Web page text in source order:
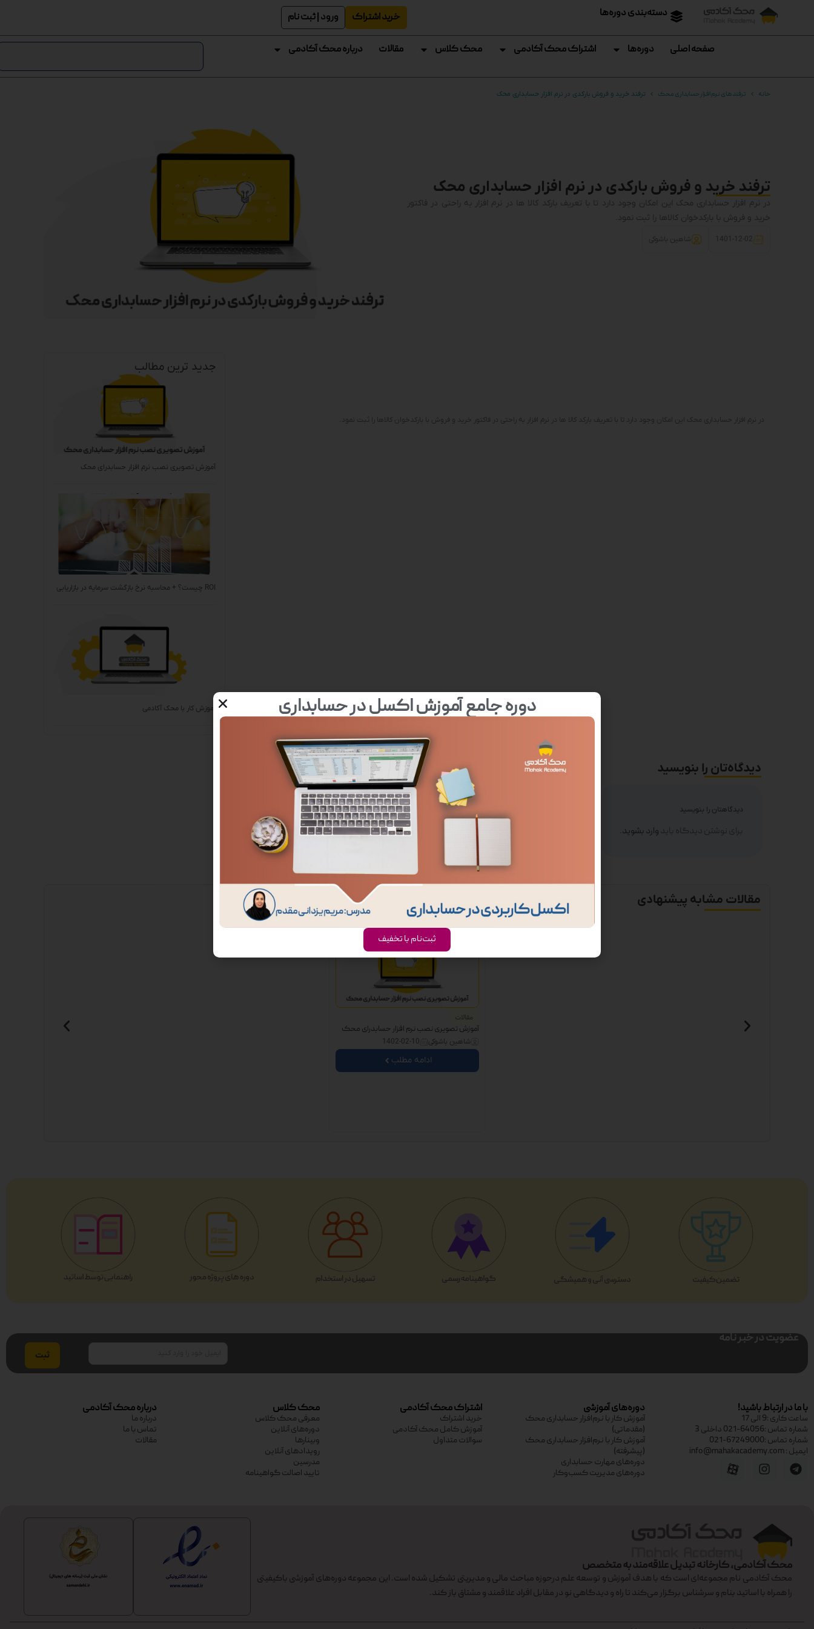
دسته‌بندی دوره‌ها خرید اشتراک ورود | ثبت نام
صفحه اصلی دوره‌ها اشتراک محک آکادمی محک کلاس مقالات درباره محک آکادمی
خانه ترفند های نرم افزار حسابداری محک ترفند خرید و فروش بارکدی در نرم افزار حسابداری محک
ترفند خرید و فروش بارکدی در نرم افزار حسابداری محک
در نرم افزار حسابداری محک این امکان وجود دارد تا با تعریف بارکد کالا ها در نرم افزار به راحتی در فاکتور
خرید و فروش با بارکدخوان کالاها را ثبت نمود.
1401-12-02 شاهین باشوکی
در نرم افزار حسابداری محک این امکان وجود دارد تا با تعریف بارکد کالا ها در نرم افزار به راحتی در فاکتور خرید و فروش با بارکدخوان کالاها را ثبت نمود.
جدید ترین مطالب
آموزش تصویری نصب نرم افزار حسابدرای محک
ROI چیست؟ + محاسبه نرخ بازگشت سرمایه در بازاریابی
آموزش کار با محک آکادمی
دیدگاه‌تان را بنویسید
دیدگاهتان را بنویسید
برای نوشتن دیدگاه باید وارد بشوید
مقالات مشابه پیشنهادی
مقالات
آموزش تصویری نصب نرم افزار حسابدرای محک
شاهین باشوکی 1402-02-10
ادامه مطلب
عضویت در خبر نامه
با ما در ارتباط باشید!
ساعت کاری :9 الی 17
شماره تماس :64056-021 داخلی 3
شماره تماس :67249000-021
ایمیل : info@mahakacademy.com
دوره‌های آموزشی
آموزش کار با نرم‌افزار حسابداری محک
(مقدماتی)
آموزش کار با نرم‌افزار حسابداری محک
(پیشرفته)
دوره‌های مهارت حسابداری
دوره‌های مدیریت کسب‌وکار
اشتراک محک آکادمی
خرید اشتراک
آموزش کامل محک آکادمی
سوالات متداول
محک کلاس
معرفی محک کلاس
دوره‌های آنلاین
وبینارها
رویدادهای آنلاین
مدرسین
تایید اصالت گواهینامه
درباره محک آکادمی
درباره ما
تماس با ما
مقالات
محک آکادمی، کارخانه تبدیل علاقه‌مند به متخصص
محک آکادمی نام مجموعه‌ای است که با هدف آموزش و توسعه علم درحوزه مباحث مالی و مدیریتی تشکیل شده است. این مجموعه دوره‌های آموزشی باکیفیتی
را همراه با اساتید بنام و سرشناس برگزار می‌کند تا راه و دیدگاهی نو در مقابل افراد علاقمند و مشتاق باز کند.
دوره جامع آموزش اکسل در حسابداری
ثبت‌نام با تخفیف